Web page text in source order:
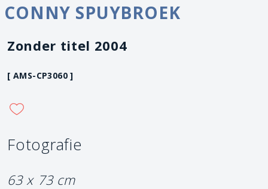
CONNY SPUYBROEK
Zonder titel 2004
[ AMS-CP3060 ]
Fotografie
63 x 73 cm